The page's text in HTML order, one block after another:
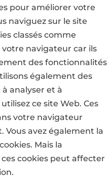
pour améliorer votre
naviguez sur le site
classés comme
votre navigateur car ils
des fonctionnalités
également des
analyser et à
ce site Web. Ces
votre navigateur
avez également la
Mais la
cookies peut affecter